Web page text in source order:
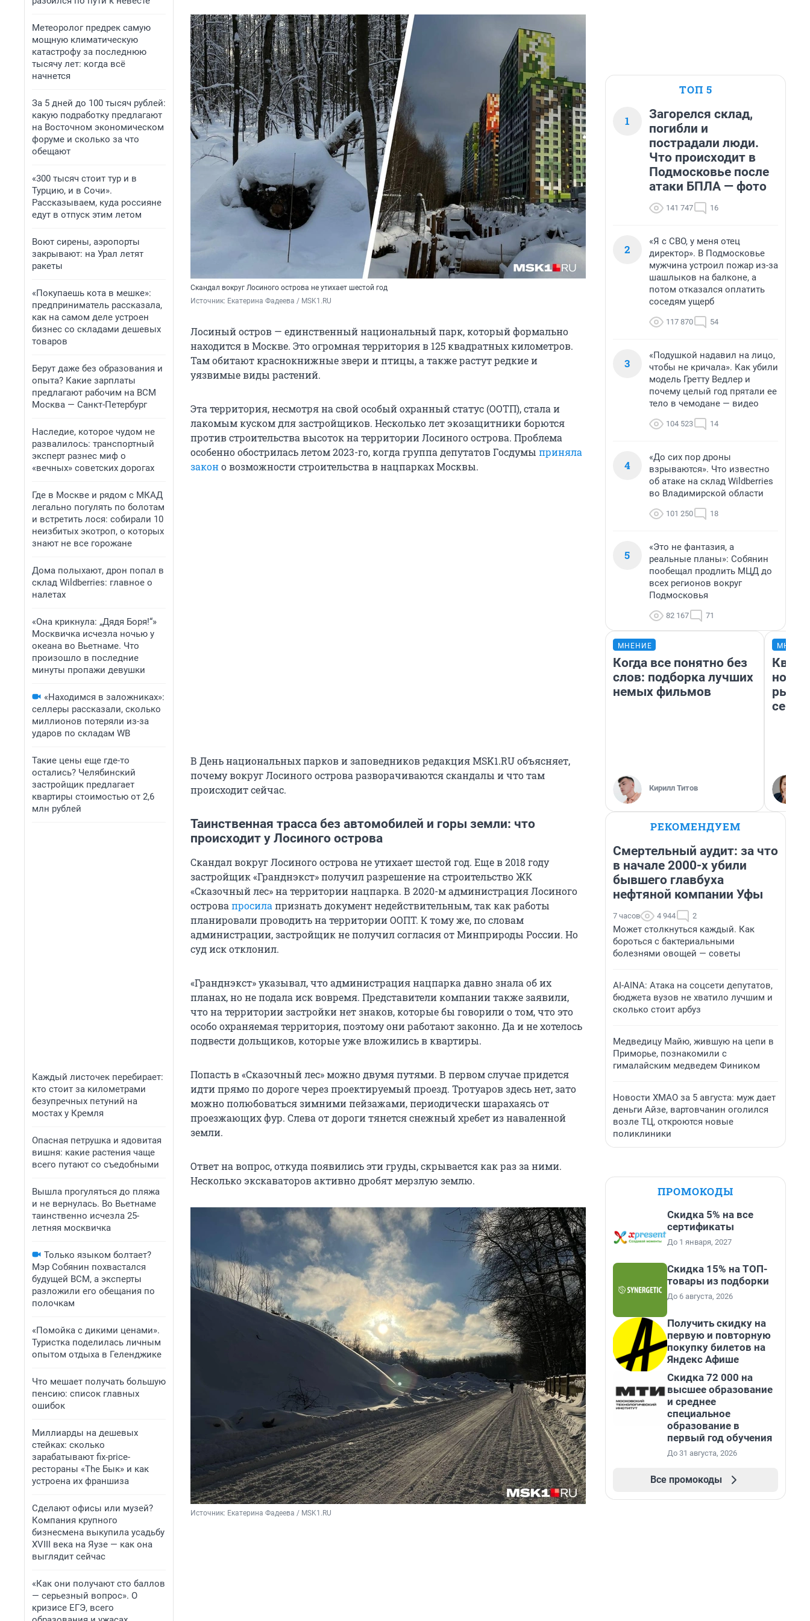
Метеоролог предрек самую
мощную климатическую
катастрофу за последнюю
тысячу лет: когда всё
начнется
За 5 дней до 100 тысяч рублей:
какую подработку предлагают
на Восточном экономическом
форуме и сколько за что
обещают
«300 тысяч стоит тур и в
Турцию, и в Сочи».
Рассказываем, куда россияне
едут в отпуск этим летом
Воют сирены, аэропорты
закрывают: на Урал летят
ракеты
«Покупаешь кота в мешке»:
предприниматель рассказала,
как на самом деле устроен
бизнес со складами дешевых
товаров
Берут даже без образования и
опыта? Какие зарплаты
предлагают рабочим на ВСМ
Москва — Санкт-Петербург
Наследие, которое чудом не
развалилось: транспортный
эксперт разнес миф о
«вечных» советских дорогах
Где в Москве и рядом с МКАД
легально погулять по болотам
и встретить лося: собирали 10
неизбитых экотроп, о которых
знают не все горожане
Дома полыхают, дрон попал в
склад Wildberries: главное о
налетах
«Она крикнула: „Дядя Боря!“»
Москвичка исчезла ночью у
океана во Вьетнаме. Что
произошло в последние
минуты пропажи девушки
«Находимся в заложниках»:
селлеры рассказали, сколько
миллионов потеряли из-за
ударов по складам WB
Такие цены еще где-то
остались? Челябинский
застройщик предлагает
квартиры стоимостью от 2,6
млн рублей
Каждый листочек перебирает:
кто стоит за километрами
безупречных петуний на
мостах у Кремля
Опасная петрушка и ядовитая
вишня: какие растения чаще
всего путают со съедобными
Вышла прогуляться до пляжа
и не вернулась. Во Вьетнаме
таинственно исчезла 25-
летняя москвичка
Только языком болтает?
Мэр Собянин похвастался
будущей ВСМ, а эксперты
разложили его обещания по
полочкам
«Помойка с дикими ценами».
Туристка поделилась личным
опытом отдыха в Геленджике
Что мешает получать большую
пенсию: список главных
ошибок
Миллиарды на дешевых
стейках: сколько
зарабатывают fix-price-
рестораны «The Бык» и как
устроена их франшиза
Сделают офисы или музей?
Компания крупного
бизнесмена выкупила усадьбу
XVIII века на Яузе — как она
выглядит сейчас
«Как они получают сто баллов
— серьезный вопрос». О
кризисе ЕГЭ, всего
Скандал вокруг Лосиного острова не утихает шестой год
Источник: Екатерина Фадеева / MSK1.RU
Лосиный остров — единственный национальный парк, который формально
находится в Москве. Это огромная территория в 125 квадратных километров.
Там обитают краснокнижные звери и птицы, а также растут редкие и
уязвимые виды растений.
Эта территория, несмотря на свой особый охранный статус (ООТП), стала и
лакомым куском для застройщиков. Несколько лет экозащитники борются
против строительства высоток на территории Лосиного острова. Проблема
особенно обострилась летом 2023-го, когда группа депутатов Госдумы приняла
законо возможности строительства в нацпарках Москвы.
В День национальных парков и заповедников редакция MSK1.RU объясняет,
почему вокруг Лосиного острова разворачиваются скандалы и что там
происходит сейчас.
Таинственная трасса без автомобилей и горы земли: что
происходит у Лосиного острова
Скандал вокруг Лосиного острова не утихает шестой год. Еще в 2018 году
застройщик «Гранднэкст» получил разрешение на строительство ЖК
«Сказочный лес» на территории нацпарка. В 2020-м администрация Лосиного
острова просила признать документ недействительным, так как работы
планировали проводить на территории ООПТ. К тому же, по словам
администрации, застройщик не получил согласия от Минприроды России. Но
суд иск отклонил.
«Гранднэкст» указывал, что администрация нацпарка давно знала об их
планах, но не подала иск вовремя. Представители компании также заявили,
что на территории застройки нет знаков, которые бы говорили о том, что это
особо охраняемая территория, поэтому они работают законно. Да и не хотелось
подвести дольщиков, которые уже вложились в квартиры.
Попасть в «Сказочный лес» можно двумя путями. В первом случае придется
идти прямо по дороге через проектируемый проезд. Тротуаров здесь нет, зато
можно полюбоваться зимними пейзажами, периодически шарахаясь от
проезжающих фур. Слева от дороги тянется снежный хребет из наваленной
земли.
Ответ на вопрос, откуда появились эти груды, скрывается как раз за ними.
Несколько экскаваторов активно дробят мерзлую землю.
Источник: Екатерина Фадеева / MSK1.RU
ТОП 5
1
Загорелся склад,
погибли и
пострадали люди.
Что происходит в
Подмосковье после
атаки БПЛА — фото
141 747 16
2
«Я с СВО, у меня отец
директор». В Подмосковье
мужчина устроил пожар из-за
шашлыков на балконе, а
потом отказался оплатить
соседям ущерб
117 870 54
3
«Подушкой надавил на лицо,
чтобы не кричала». Как убили
модель Гретту Ведлер и
почему целый год прятали ее
тело в чемодане — видео
104 523 14
4
«До сих пор дроны
взрываются». Что известно
об атаке на склад Wildberries
во Владимирской области
101 250 18
5
«Это не фантазия, а
реальные планы»: Собянин
пообещал продлить МЦД до
всех регионов вокруг
Подмосковья
82 167 71
МНЕНИЕ
Когда все понятно без
слов: подборка лучших
немых фильмов
Кирилл Титов
но
РЕКОМЕНДУЕМ
Смертельный аудит: за что
в начале 2000-х убили
бывшего главбуха
нефтяной компании Уфы
7 часов 4 944 2
Может столкнуться каждый. Как
бороться с бактериальными
болезнями овощей — советы
AI-AINA: Атака на соцсети депутатов,
бюджета вузов не хватило лучшим и
сколько стоит арбуз
Медведицу Майю, жившую на цепи в
Приморье, познакомили с
гималайским медведем Фиником
Новости ХМАО за 5 августа: муж дает
деньги Айзе, вартовчанин оголился
возле ТЦ, откроются новые
поликлиники
ПРОМОКОДЫ
Скидка 5% на все
сертификаты
До 1 января, 2027
Скидка 15% на ТОП-
товары из подборки
До 6 августа, 2026
Получить скидку на
первую и повторную
покупку билетов на
Яндекс Афише
Скидка 72 000 на
высшее образование
и среднее
специальное
образование в
первый год обучения
До 31 августа, 2026
Все промокоды